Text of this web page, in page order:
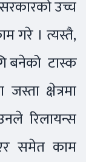
उच्च
गरे । त्यस्तै,
बनेको टास्क
क्षेत्रमा
रिलायन्स
समेत काम